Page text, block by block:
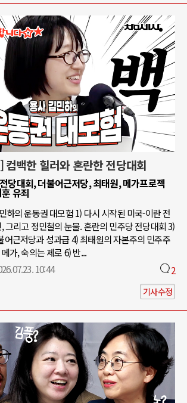
컴백한 힐러와 혼란한 전당대회
당대회, 더불어근저당, 최태원, 메가프로젝
유죄
하의 운동권 대모험 1) 다시 시작된 미국-이란 전
그리고 정민철의 눈물. 혼란의 민주당 전당대회 3)
어근저당과 성과급 4) 최태원의 자본주의 민주주
가, 숙의는 제로 6) 반...
10:44 2
기사수정